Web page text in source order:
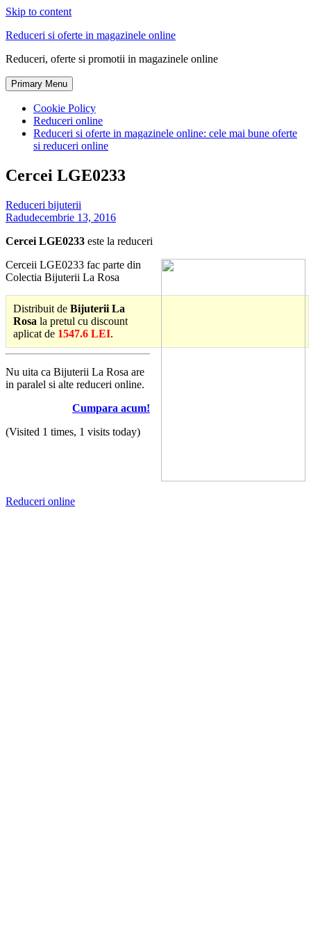
Skip to content
Reduceri si oferte in magazinele online
Reduceri, oferte si promotii in magazinele online
Primary Menu
Cookie Policy
Reduceri online
Reduceri si oferte in magazinele online: cele mai bune oferte
si reduceri online
Cercei LGE0233
Reduceri bijuterii
Radudecembrie 13, 2016
Cercei LGE0233 este la reduceri
Cerceii LGE0233 fac parte din
Colectia Bijuterii La Rosa
Distribuit de Bijuterii La
Rosa la pretul cu discount
aplicat de 1547.6 LEI.
Nu uita ca Bijuterii La Rosa are
in paralel si alte reduceri online.
Cumpara acum!
(Visited 1 times, 1 visits today)
Reduceri online